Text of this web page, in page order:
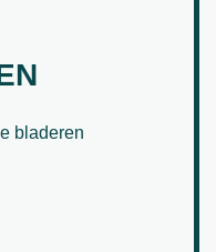
bladeren